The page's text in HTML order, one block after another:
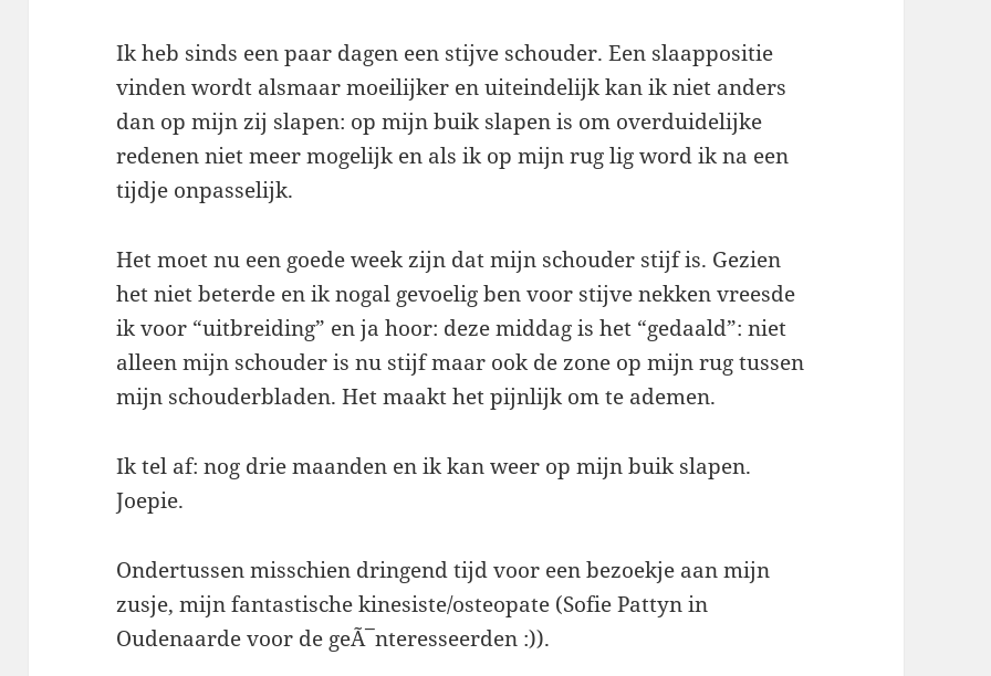
Ik heb sinds een paar dagen een stijve schouder. Een slaappositie
vinden wordt alsmaar moeilijker en uiteindelijk kan ik niet anders
dan op mijn zij slapen: op mijn buik slapen is om overduidelijke
redenen niet meer mogelijk en als ik op mijn rug lig word ik na een
tijdje onpasselijk.
Het moet nu een goede week zijn dat mijn schouder stijf is. Gezien
het niet beterde en ik nogal gevoelig ben voor stijve nekken vreesde
ik voor “uitbreiding” en ja hoor: deze middag is het “gedaald”: niet
alleen mijn schouder is nu stijf maar ook de zone op mijn rug tussen
mijn schouderbladen. Het maakt het pijnlijk om te ademen.
Ik tel af: nog drie maanden en ik kan weer op mijn buik slapen.
Joepie.
Ondertussen misschien dringend tijd voor een bezoekje aan mijn
zusje, mijn fantastische kinesiste/osteopate (Sofie Pattyn in
Oudenaarde voor de geÃ¯nteresseerden :)).